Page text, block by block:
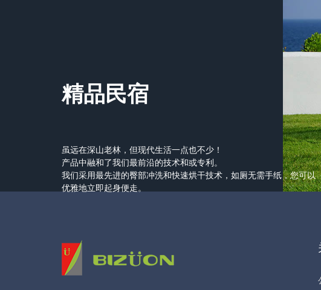
精品民宿
虽远在深山老林，但现代生活一点也不少！
产品中融和了我们最前沿的技术和或专利。
我们采用最先进的臀部冲洗和快速烘干技术，如厕无需手纸，您可以
优雅地立即起身便走。